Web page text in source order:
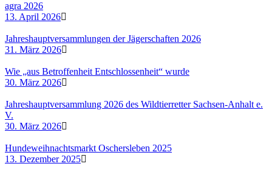
agra 2026
13. April 2026
Jahreshauptversammlungen der Jägerschaften 2026
31. März 2026
Wie „aus Betroffenheit Entschlossenheit“ wurde
30. März 2026
Jahreshauptversammlung 2026 des Wildtierretter Sachsen-Anhalt e.
V.
30. März 2026
Hundeweihnachtsmarkt Oschersleben 2025
13. Dezember 2025